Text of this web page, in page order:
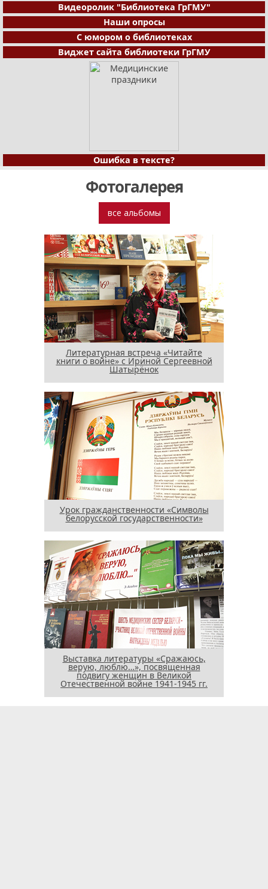
Видеоролик "Библиотека ГрГМУ"
Наши опросы
С юмором о библиотеках
Виджет сайта библиотеки ГрГМУ
Ошибка в тексте?
Фотогалерея
все альбомы
Литературная встреча «Читайте
книги о войне» с Ириной Сергеевной
Шатырёнок
Урок гражданственности «Символы
белорусской государственности»
Выставка литературы «Сражаюсь,
верую, люблю…», посвященная
подвигу женщин в Великой
Отечественной войне 1941-1945 гг.